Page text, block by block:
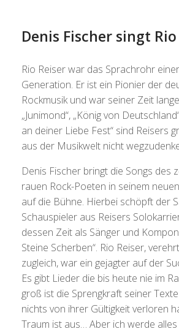
Denis Fischer singt
Rio Reiser war das Sprachrohr
Generation. Er ist ein Pionier der
Rockmusik und war seiner Zeit
„Junimond“, „König von
an deiner Liebe Fest“ sind Reisers
aus der Musikwelt nicht
Denis Fischer bringt die Songs des
rauen Rock-Poeten in seinem
auf die Bühne. Hierbei schöpft der
Schauspieler aus Reisers
dessen Zeit als Sänger und
Steine Scherben“. Rio Reiser,
zugleich, war ein gejagter auf der
Es gibt Lieder die bis heute nie im
groß ist die Sprengkraft seiner
nichts von ihrer Gültigkeit verloren
Traum ist aus… Aber ich werde